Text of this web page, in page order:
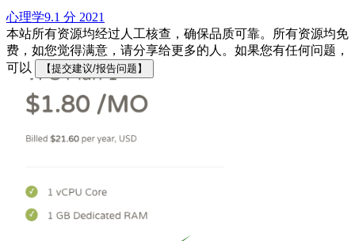
心理学9.1 分 2021
本站所有资源均经过人工核查，确保品质可靠。所有资源均免
费，如您觉得满意，请分享给更多的人。如果您有任何问题，
可以
【提交建议/报告问题】